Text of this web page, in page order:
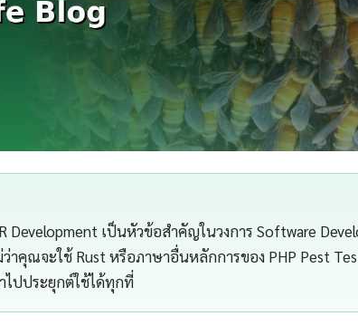
Development เป็นหัวข้อสำคัญในวงการ Software
าคุณจะใช้ Rust หรือภาษาอื่นหลักการของ PHP Pest
ไปประยุกต์ใช้ได้ทุกที่